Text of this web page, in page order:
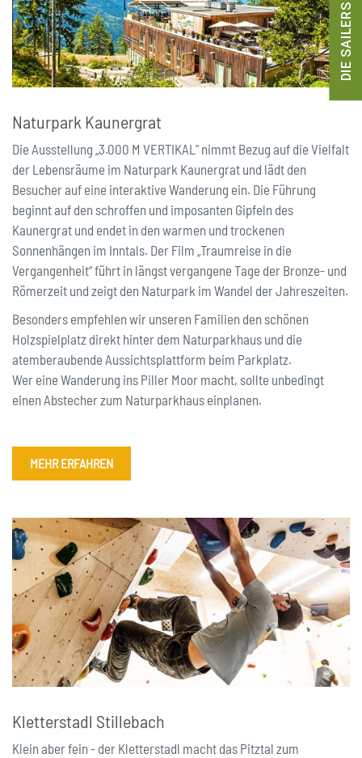
Naturpark Kaunergrat
Die Ausstellung „3.000 M VERTIKAL" nimmt Bezug auf die Vielfalt
der Lebensräume im Naturpark Kaunergrat und lädt den
Besucher auf eine interaktive Wanderung ein. Die Führung
beginnt auf den schroffen und imposanten Gipfeln des
Kaunergrat und endet in den warmen und trockenen
Sonnenhängen im Inntals. Der Film „Traumreise in die
Vergangenheit“ führt in längst vergangene Tage der Bronze- und
Römerzeit und zeigt den Naturpark im Wandel der Jahreszeiten.
Besonders empfehlen wir unseren Familien den schönen
Holzspielplatz direkt hinter dem Naturparkhaus und die
atemberaubende Aussichtsplattform beim Parkplatz.
Wer eine Wanderung ins Piller Moor macht, sollte unbedingt
einen Abstecher zum Naturparkhaus einplanen.
MEHR ERFAHREN
Kletterstadl Stillebach
Klein aber fein - der Kletterstadl macht das Pitztal zum
DIE SAILERS